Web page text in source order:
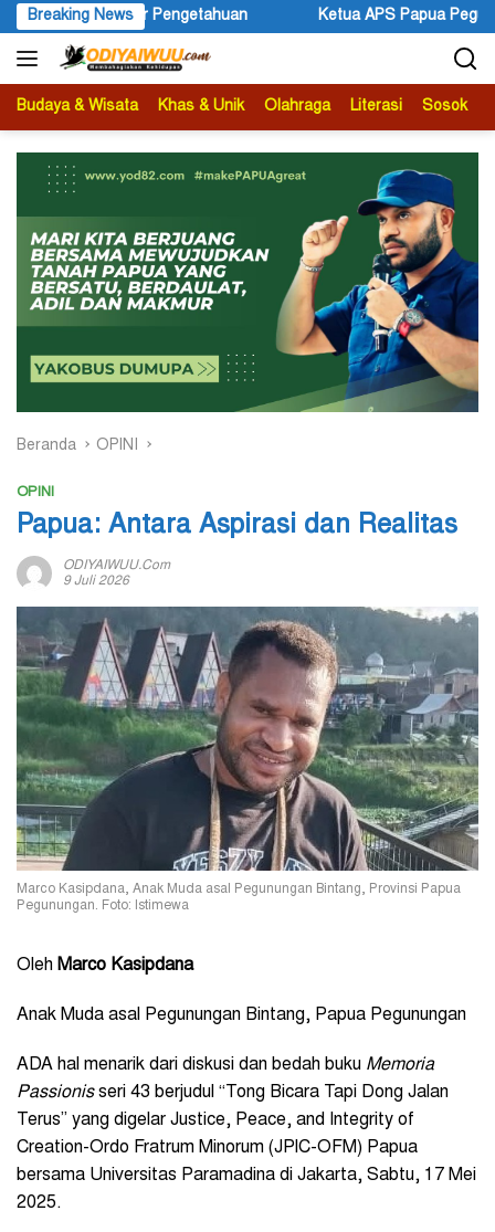
Langsung
ke
konten
Breaking News
Ketua APS Papua Pegunungan Sonni Lokobal: Kalau Mau KPK
Budaya & Wisata Khas & Unik Olahraga Literasi Sosok
Beranda OPINI
OPINI
Papua: Antara Aspirasi dan Realitas
ODIYAIWUU.com
9 Juli 2026
Marco Kasipdana, Anak Muda asal Pegunungan Bintang, Provinsi Papua
Pegunungan. Foto: Istimewa
Oleh Marco Kasipdana
Anak Muda asal Pegunungan Bintang, Papua Pegunungan
ADA hal menarik dari diskusi dan bedah buku Memoria
Passionisseri 43 berjudul “Tong Bicara Tapi Dong Jalan
Terus” yang digelar Justice, Peace, and Integrity of
Creation-Ordo Fratrum Minorum (JPIC-OFM) Papua
bersama Universitas Paramadina di Jakarta, Sabtu, 17 Mei
2025.